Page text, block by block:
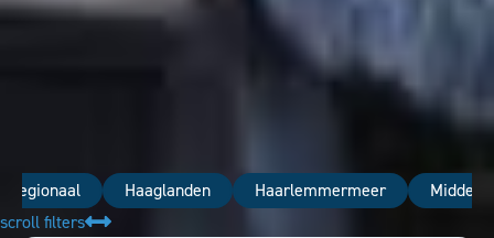
Haaglanden Haarlemmermeer
scroll filters